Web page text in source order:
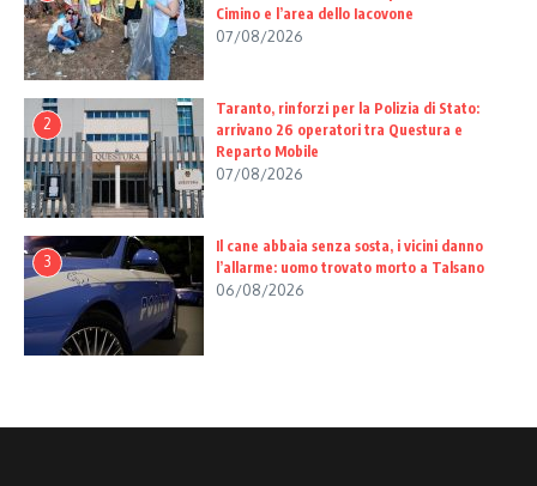
Cimino e l’area dello Iacovone
07/08/2026
2
Taranto, rinforzi per la Polizia di Stato:
arrivano 26 operatori tra Questura e
Reparto Mobile
07/08/2026
3
Il cane abbaia senza sosta, i vicini danno
l’allarme: uomo trovato morto a Talsano
06/08/2026